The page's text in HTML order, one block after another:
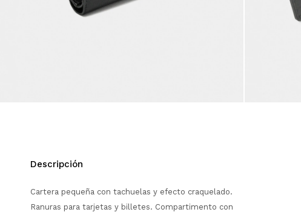
Descripción
Cartera pequeña con tachuelas y efecto craquelado.
Ranuras para tarjetas y billetes. Compartimento con